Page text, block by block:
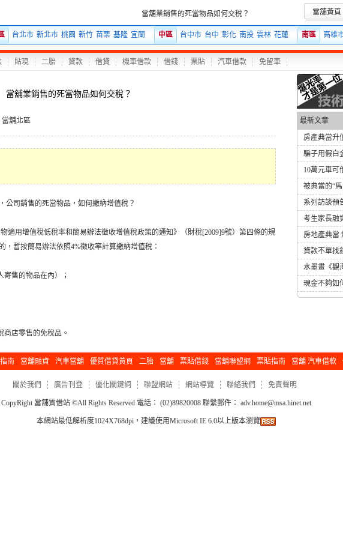
當舖業銷售的死當物品如何交稅？ 當舖黃頁
台北市 新北市 桃園 新竹 苗栗 基隆 宜蘭 中區 台中市 台中 彰化 南投 雲林 花蓮 南區 高雄
貼現 二胎 貸款 借貸 機車借款 借錢 票貼 汽車借款 免留車
當舖業銷售的死當物品如何交稅？
當舖北區
公司銷售的死當物品，如何繳納增值稅？
適用增值稅低稅率和簡易辦法徵收增值稅政策的通知》（財稅[2009]9號）第四條的規
，暫按簡易辦法依照4%徵收率計算繳納增值稅：
售的物品在內）；
店零售的免稅品。
最新文章
房產典當升
騙子用假白
10萬元車可
被典當的“
系列訪談預
考生家長融
房地產典當
貸款不單找
水墨畫《觀
現金不夠如
南 當舖融資 汽車當舖 優質借貸黃頁 二胎 當舖 票貼借錢 當舖聯盟網 票貼指南 當舖 汽車借款
關於我們 廣告刊登 優化關鍵詞 聯盟網站 網站導覽 聯絡我們 免責聲明
CopyRight當舖質借站 ©All Rights Reserved 電話： (02)89820008 聯繫郵件： adv.home@msa.hinet.net
本網站最低解析度1024X768dpi，建議使用Microsoft IE 6.0以上版本瀏覽